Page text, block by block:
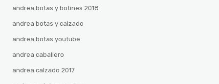
andrea botas y botines 2018
andrea botas y calzado
andrea botas youtube
andrea caballero
andrea calzado 2017